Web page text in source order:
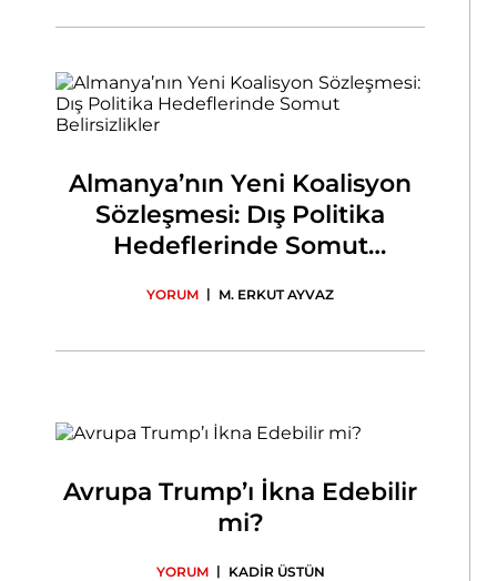
Almanya’nın Yeni Koalisyon
Sözleşmesi: Dış Politika
Hedeflerinde Somut
YORUM | M. ERKUT AYVAZ
Avrupa Trump’ı İkna Edebilir
mi?
YORUM | KADİR ÜSTÜN